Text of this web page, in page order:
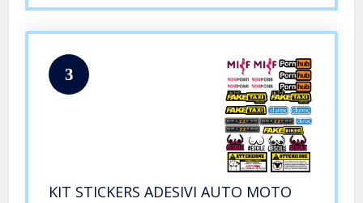
3
KIT STICKERS ADESIVI AUTO MOTO